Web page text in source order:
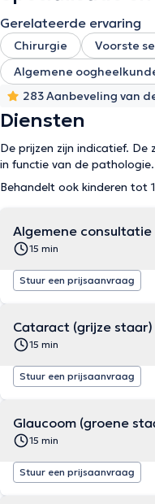
Gerelateerde ervaring
Chirurgie Voorste
Algemene
283 Aanbeveling van
Diensten
De prijzen zijn indicatief. De
in functie van de pathologie.
Behandelt ook kinderen tot
Algemene consultatie
15 min
Stuur een prijsaanvraag
Cataract (grijze staar)
15 min
Stuur een prijsaanvraag
Glaucoom (groene
15 min
Stuur een prijsaanvraag